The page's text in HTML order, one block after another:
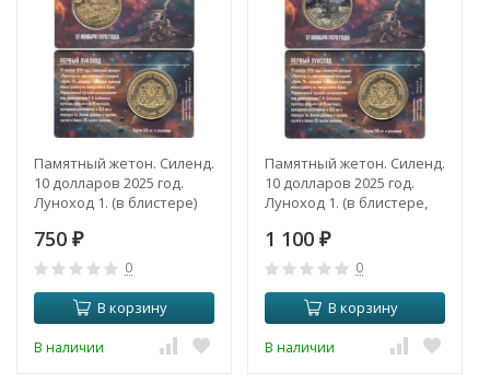
Памятный жетон. Силенд.
10 долларов 2025 год.
Луноход 1. (в блистере)
750 ₽
0
В корзину
В наличии
Памятный жетон. Силенд.
10 долларов 2025 год.
Луноход 1. (в блистере,
1 100 ₽
0
В корзину
В наличии